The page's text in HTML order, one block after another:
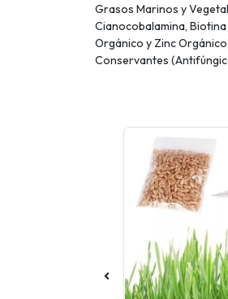
Grasos Marinos y
Cianocobalamina,
Orgánico y Zinc
Conservantes